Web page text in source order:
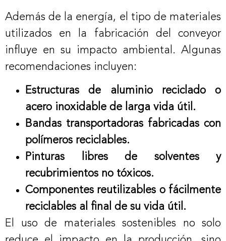
Además de la energía, el tipo de materiales
utilizados en la fabricación del conveyor
influye en su impacto ambiental. Algunas
recomendaciones incluyen:
Estructuras de aluminio reciclado o
acero inoxidable de larga vida útil.
Bandas transportadoras fabricadas con
polímeros reciclables.
Pinturas libres de solventes y
recubrimientos no tóxicos.
Componentes reutilizables o fácilmente
reciclables al final de su vida útil.
El uso de materiales sostenibles no solo